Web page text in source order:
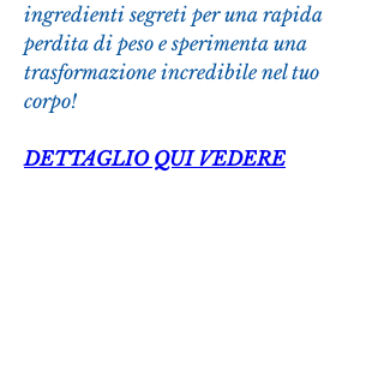
ingredienti segreti per una rapida
perdita di peso e sperimenta una
trasformazione incredibile nel tuo
corpo!
DETTAGLIO QUI VEDERE